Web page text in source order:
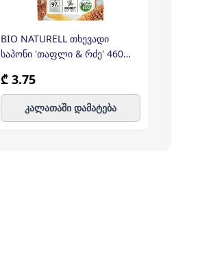
BIO NATURELL თხევადი
საპონი 'თაფლი & რძე' 460
₾ 3.75
კალათაში დამატება